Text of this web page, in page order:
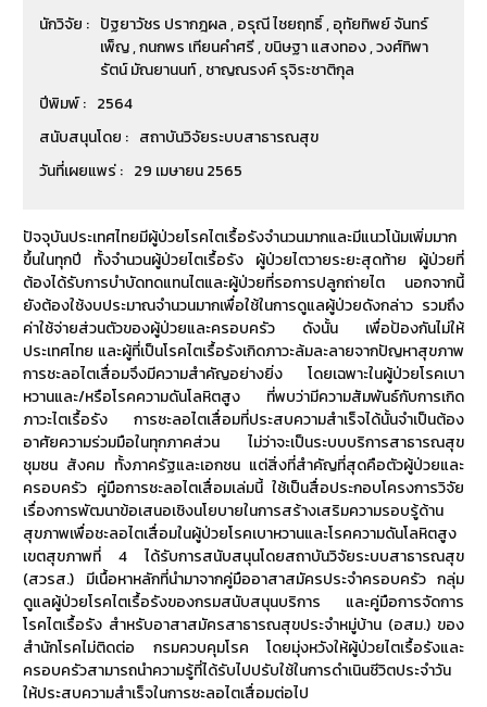
นักวิจัย : ปัฐยาวัชร ปรากฎผล , อรุณี ไชยฤทธิ์ , อุทัยทิพย์ จันทร์
เพ็ญ , กนกพร เทียนคำศรี , ขนิษฐา แสงทอง , วงศ์ทิพา
รัตน์ มัณยานนท์ , ชาญณรงค์ รุจิระชาติกุล
ปีพิมพ์ : 2564
สนับสนุนโดย : สถาบันวิจัยระบบสาธารณสุข
วันที่เผยแพร่ : 29 เมษายน 2565
ปัจจุบันประเทศไทยมีผู้ป่วยโรคไตเรื้อรังจำนวนมากและมีแนวโน้มเพิ่มมาก
ขึ้นในทุกปี ทั้งจำนวนผู้ป่วยไตเรื้อรัง ผู้ป่วยไตวายระยะสุดท้าย ผู้ป่วยที่
ต้องได้รับการบำบัดทดแทนไตและผู้ป่วยที่รอการปลูกถ่ายไต นอกจากนี้
ยังต้องใช้งบประมาณจำนวนมากเพื่อใช้ในการดูแลผู้ป่วยดังกล่าว รวมถึง
ค่าใช้จ่ายส่วนตัวของผู้ป่วยและครอบครัว ดังนั้น เพื่อป้องกันไม่ให้
ประเทศไทย และผู้ที่เป็นโรคไตเรื้อรังเกิดภาวะล้มละลายจากปัญหาสุขภาพ
การชะลอไตเสื่อมจึงมีความสำคัญอย่างยิ่ง โดยเฉพาะในผู้ป่วยโรคเบา
หวานและ/หรือโรคความดันโลหิตสูง ที่พบว่ามีความสัมพันธ์กับการเกิด
ภาวะไตเรื้อรัง การชะลอไตเสื่อมที่ประสบความสำเร็จได้นั้นจำเป็นต้อง
อาศัยความร่วมมือในทุกภาคส่วน ไม่ว่าจะเป็นระบบบริการสาธารณสุข
ชุมชน สังคม ทั้งภาครัฐและเอกชน แต่สิ่งที่สำคัญที่สุดคือตัวผู้ป่วยและ
ครอบครัว คู่มือการชะลอไตเสื่อมเล่มนี้ ใช้เป็นสื่อประกอบโครงการวิจัย
เรื่องการพัฒนาข้อเสนอเชิงนโยบายในการสร้างเสริมความรอบรู้ด้าน
สุขภาพเพื่อชะลอไตเสื่อมในผู้ป่วยโรคเบาหวานและโรคความดันโลหิตสูง
เขตสุขภาพที่ 4 ได้รับการสนับสนุนโดยสถาบันวิจัยระบบสาธารณสุข
(สวรส.) มีเนื้อหาหลักที่นำมาจากคู่มืออาสาสมัครประจำครอบครัว กลุ่ม
ดูแลผู้ป่วยโรคไตเรื้อรังของกรมสนับสนุนบริการ และคู่มือการจัดการ
โรคไตเรื้อรัง สำหรับอาสาสมัครสาธารณสุขประจำหมู่บ้าน (อสม.) ของ
สำนักโรคไม่ติดต่อ กรมควบคุมโรค โดยมุ่งหวังให้ผู้ป่วยไตเรื้อรังและ
ครอบครัวสามารถนำความรู้ที่ได้รับไปปรับใช้ในการดำเนินชีวิตประจำวัน
ให้ประสบความสำเร็จในการชะลอไตเสื่อมต่อไป